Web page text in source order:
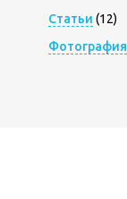
Статьи (12)
Фотография